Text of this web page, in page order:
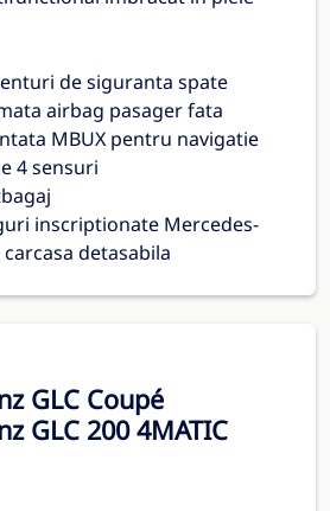
de siguranta spate
airbag pasager fata
MBUX pentru navigatie
4 sensuri
inscriptionate Mercedes-
detasabila
GLC Coupé
GLC 200 4MATIC